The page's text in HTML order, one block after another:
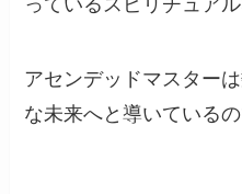
っているスピリチュア
アセンデッドマスター
な未来へと導いているの